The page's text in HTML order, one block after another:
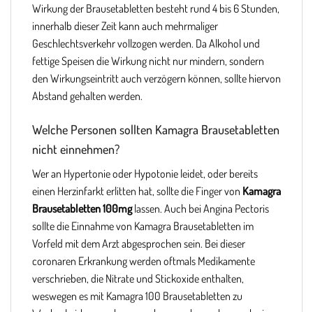
Wirkung der Brausetabletten besteht rund 4 bis 6 Stunden,
innerhalb dieser Zeit kann auch mehrmaliger
Geschlechtsverkehr vollzogen werden. Da Alkohol und
fettige Speisen die Wirkung nicht nur mindern, sondern
den Wirkungseintritt auch verzögern können, sollte hiervon
Abstand gehalten werden.
Welche Personen sollten Kamagra Brausetabletten
nicht einnehmen?
Wer an Hypertonie oder Hypotonie leidet, oder bereits
einen Herzinfarkt erlitten hat, sollte die Finger von Kamagra
Brausetabletten 100mglassen. Auch bei Angina Pectoris
sollte die Einnahme von Kamagra Brausetabletten im
Vorfeld mit dem Arzt abgesprochen sein. Bei dieser
coronaren Erkrankung werden oftmals Medikamente
verschrieben, die Nitrate und Stickoxide enthalten,
weswegen es mit Kamagra 100 Brausetabletten zu